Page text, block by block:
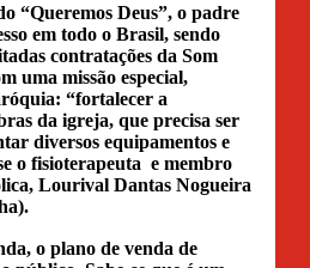
“Queremos Deus”, o padre
em todo o Brasil, sendo
contratações da Som
uma missão especial,
“fortalecer a
da igreja, que precisa ser
diversos equipamentos e
o fisioterapeuta e membro
Lourival Dantas Nogueira
o plano de venda de